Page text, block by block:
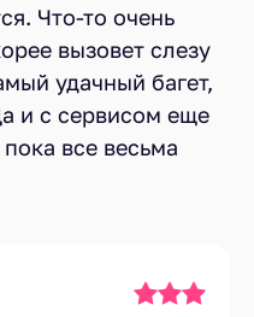
Что-то очень
вызовет слезу
удачный багет,
и с сервисом еще
все весьма